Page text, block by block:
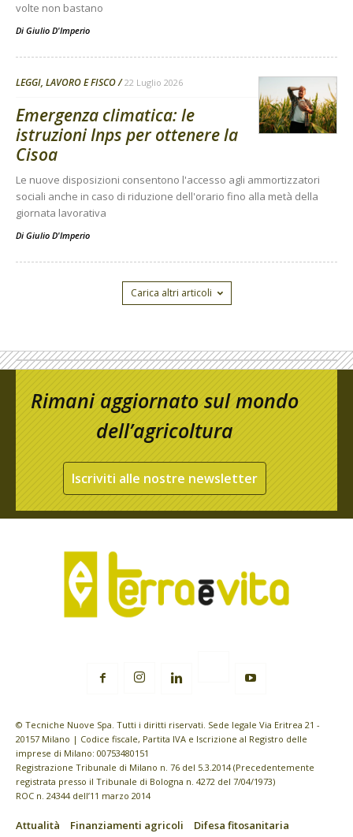
volte non bastano
Di Giulio D'Imperio
LEGGI, LAVORO E FISCO 22 Luglio 2026
Emergenza climatica: le
istruzioni Inps per ottenere la
Cisoa
Le nuove disposizioni consentono l'accesso agli ammortizzatori
sociali anche in caso di riduzione dell'orario fino alla metà della
giornata lavorativa
Di Giulio D'Imperio
Carica altri articoli
Rimani aggiornato sul mondo
dell’agricoltura
Iscriviti alle nostre newsletter
© Tecniche Nuove Spa. Tutti i diritti riservati. Sede legale Via Eritrea 21 -
20157 Milano | Codice fiscale, Partita IVA e Iscrizione al Registro delle
imprese di Milano: 00753480151
Registrazione Tribunale di Milano n. 76 del 5.3.2014 (Precedentemente
registrata presso il Tribunale di Bologna n. 4272 del 7/04/1973)
ROC n. 24344 dell’11 marzo 2014
Attualità Finanziamenti agricoli
Difesa fitosanitaria